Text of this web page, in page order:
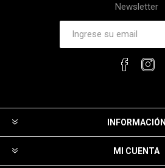
Newsletter
INFORMACIÓN
MI CUENTA